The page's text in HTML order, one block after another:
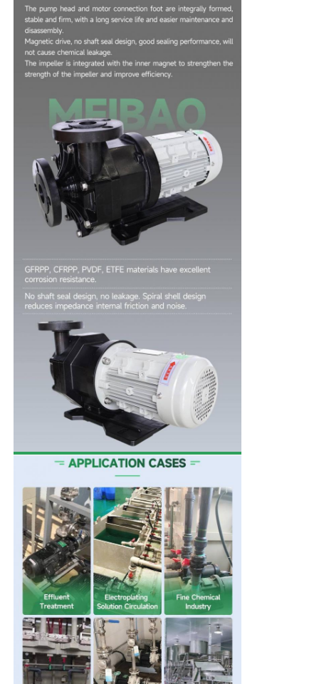
वीडियो
फैक्टरी यात्रा
गुणवत्ता नियंत्रण
हमसे संपर्क करें
समाचार
सभी मामलों
एक बोली का अनुरोध
सेल्फ प्राइमिंग पंप
लंबवत पम्प
स्टेनलेस स्टील वर्टिकल पंप
रासायनिक केन्द्रापसारक पम्प
फ्लोरीन युक्त रासायनिक पंप
रासायनिक तरल फिल्टर